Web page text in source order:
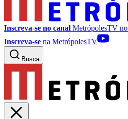
Inscreva-se no canal MetrópolesTV no
Inscreva-se na MetrópolesTV
Busca